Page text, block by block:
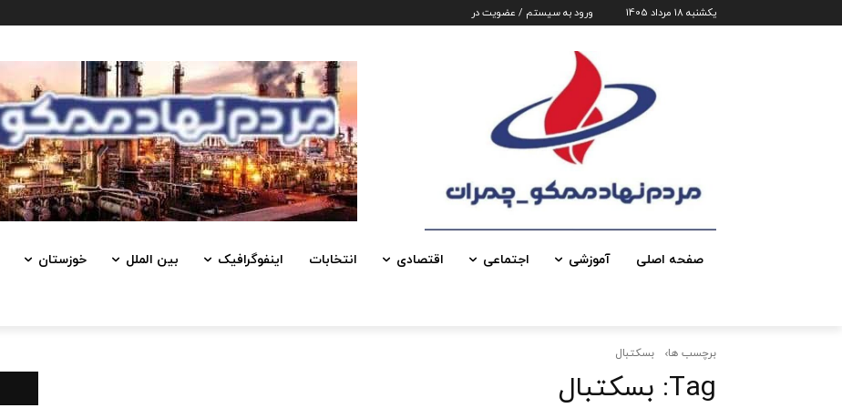
یکشنبه 18 مرداد 1405 ورود به سیستم / عضویت در
صفحه اصلی آموزشی اجتماعی اقتصادی انتخابات اینفوگرافیک بین الملل خوزستان
برچسب ها بسکتبال
Tag: بسکتبال